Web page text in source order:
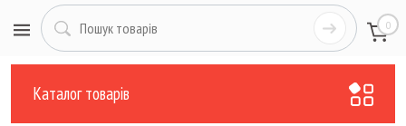
0
Каталог товарів